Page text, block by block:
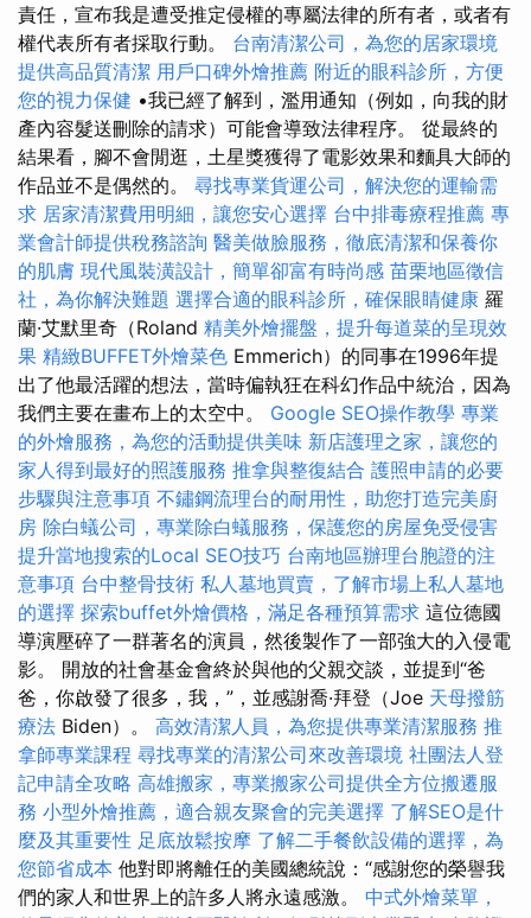
責任，宣布我是遭受推定侵權的專屬法律的所有者，或者有
權代表所有者採取行動。 台南清潔公司，為您的居家環境
提供高品質清潔 用戶口碑外燴推薦 附近的眼科診所，方便
您的視力保健 •我已經了解到，濫用通知（例如，向我的財
產內容髮送刪除的請求）可能會導致法律程序。 從最終的
結果看，腳不會閒逛，土星獎獲得了電影效果和麵具大師的
作品並不是偶然的。 尋找專業貨運公司，解決您的運輸需
求 居家清潔費用明細，讓您安心選擇 台中排毒療程推薦 專
業會計師提供稅務諮詢 醫美做臉服務，徹底清潔和保養你
的肌膚 現代風裝潢設計，簡單卻富有時尚感 苗栗地區徵信
社，為你解決難題 選擇合適的眼科診所，確保眼睛健康 羅
蘭·艾默里奇（Roland 精美外燴擺盤，提升每道菜的呈現效
果 精緻BUFFET外燴菜色 Emmerich）的同事在1996年提
出了他最活躍的想法，當時偏執狂在科幻作品中統治，因為
我們主要在畫布上的太空中。 Google SEO操作教學 專業
的外燴服務，為您的活動提供美味 新店護理之家，讓您的
家人得到最好的照護服務 推拿與整復結合 護照申請的必要
步驟與注意事項 不鏽鋼流理台的耐用性，助您打造完美廚
房 除白蟻公司，專業除白蟻服務，保護您的房屋免受侵害
提升當地搜索的Local SEO技巧 台南地區辦理台胞證的注
意事項 台中整骨技術 私人墓地買賣，了解市場上私人墓地
的選擇 探索buffet外燴價格，滿足各種預算需求 這位德國
導演壓碎了一群著名的演員，然後製作了一部強大的入侵電
影。 開放的社會基金會終於與他的父親交談，並提到“爸
爸，你啟發了很多，我，”，並感謝喬·拜登（Joe 天母撥筋
療法 Biden）。 高效清潔人員，為您提供專業清潔服務 推
拿師專業課程 尋找專業的清潔公司來改善環境 社團法人登
記申請全攻略 高雄搬家，專業搬家公司提供全方位搬遷服
務 小型外燴推薦，適合親友聚會的完美選擇 了解SEO是什
麼及其重要性 足底放鬆按摩 了解二手餐飲設備的選擇，為
您節省成本 他對即將離任的美國總統說：“感謝您的榮譽我
們的家人和世界上的許多人將永遠感激。 中式外燴菜單，